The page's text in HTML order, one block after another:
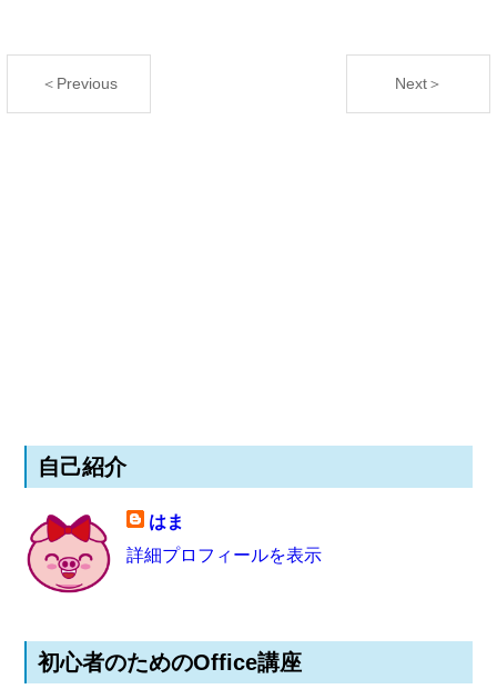
＜Previous Next＞
自己紹介
はま
詳細プロフィールを表示
初心者のためのOffice講座